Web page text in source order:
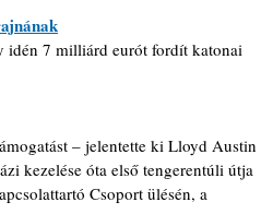
idén 7 milliárd eurót fordít katonai
– jelentette ki Lloyd Austin
kezelése óta első tengerentúli útja
Csoport ülésén, a